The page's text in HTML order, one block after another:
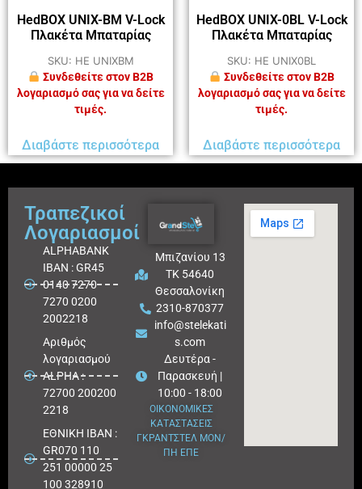
HedBOX UNIX-BM V-Lock
Πλακέτα Μπαταρίας
SKU: HE UNIXBM
Συνδεθείτε στον B2B
λογαριασμό σας για να δείτε
τιμές.
Διαβάστε περισσότερα
HedBOX UNIX-0BL V-Lock
Πλακέτα Μπαταρίας
SKU: HE UNIX0BL
Συνδεθείτε στον B2B
λογαριασμό σας για να δείτε
τιμές.
Διαβάστε περισσότερα
Τραπεζικοί
Λογαριασμοί
ALPHABANK
IBAN : GR45
0140 7270
7270 0200
2002218
Aριθμός
λογαριασμού
ALPHA :
72700 200200
2218
ΕΘΝΙΚΗ ΙΒΑΝ :
GR070 110
251 00000 25
100 328910
Μπιζανίου 13
ΤΚ 54640
Θεσσαλονίκη
2310-870377
info@stelekati
s.com
Δευτέρα -
Παρασκευή |
10:00 - 18:00
ΟΙΚΟΝΟΜΙΚΕΣ
ΚΑΤΑΣΤΑΣΕΙΣ
ΓΚΡΑΝΤΣΤΕΛ ΜΟΝ/
ΠΗ ΕΠΕ